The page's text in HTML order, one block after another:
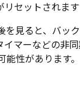
リセットされま
見ると、バッ
マーなどの非
性があります